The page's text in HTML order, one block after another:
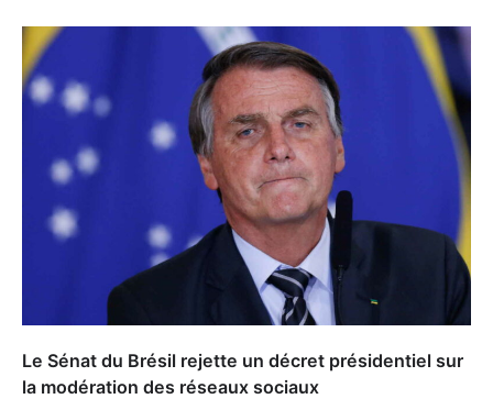
Le Sénat du Brésil rejette un décret présidentiel sur
la modération des réseaux sociaux